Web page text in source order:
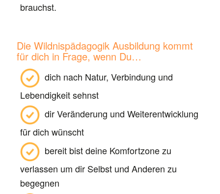
brauchst.
Die Wildnispädagogik Ausbildung kommt
für dich in Frage, wenn Du…
dich nach Natur, Verbindung und
Lebendigkeit sehnst
dir Veränderung und Weiterentwicklung
für dich wünscht
bereit bist deine Komfortzone zu
verlassen um dir Selbst und Anderen zu
begegnen